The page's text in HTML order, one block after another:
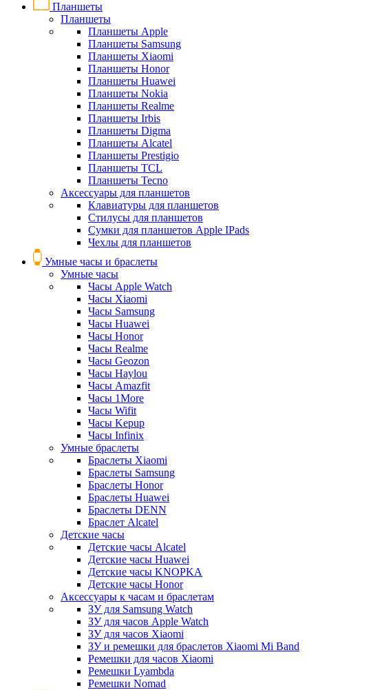
Планшеты
Планшеты
Планшеты Apple
Планшеты Samsung
Планшеты Xiaomi
Планшеты Honor
Планшеты Huawei
Планшеты Nokia
Планшеты Realme
Планшеты Irbis
Планшеты Digma
Планшеты Alcatel
Планшеты Prestigio
Планшеты TCL
Планшеты Tecno
Аксессуары для планшетов
Клавиатуры для планшетов
Стилусы для планшетов
Сумки для планшетов Apple IPads
Чехлы для планшетов
Умные часы и браслеты
Умные часы
Часы Apple Watch
Часы Xiaomi
Часы Samsung
Часы Huawei
Часы Honor
Часы Realme
Часы Geozon
Часы Haylou
Часы Amazfit
Часы 1More
Часы Wifit
Часы Kepup
Часы Infinix
Умные браслеты
Браслеты Xiaomi
Браслеты Samsung
Браслеты Honor
Браслеты Huawei
Браслеты DENN
Браслет Alcatel
Детские часы
Детские часы Alcatel
Детские часы Huawei
Детские часы KNOPKA
Детские часы Honor
Аксессуары к часам и браслетам
ЗУ для Samsung Watch
ЗУ для часов Apple Watch
ЗУ для часов Xiaomi
ЗУ и ремешки для браслетов Xiaomi Mi Band
Ремешки для часов Xiaomi
Ремешки Lyambda
Ремешки Nomad